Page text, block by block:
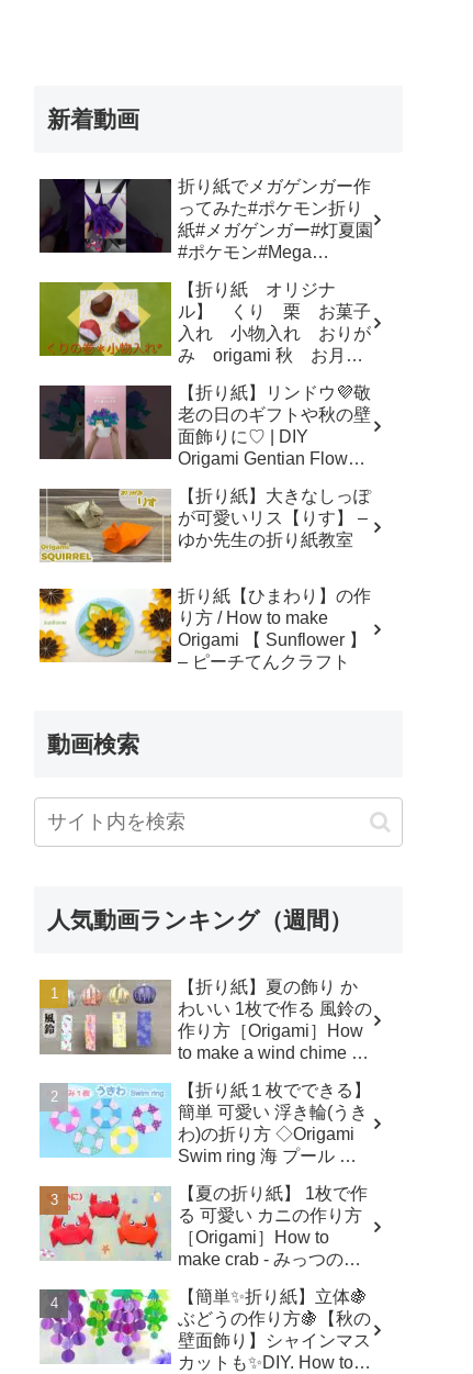
新着動画
折り紙でメガゲンガー作
ってみた#ポケモン折り
紙#メガゲンガー#灯夏園
#ポケモン#Mega
作折り紙
【折り紙 オリジナ
ル】 くり 栗 お菓子
入れ 小物入れ おりが
み origami 秋 お月見
【折り紙】リンドウ💜敬
老の日のギフトや秋の壁
面飾りに♡ | DIY
Origami Gentian Flower
Chisshy Origami
【折り紙】大きなしっぽ
が可愛いリス【りす】 –
ゆか先生の折り紙教室
折り紙【ひまわり】の作
り方 / How to make
Origami 【 Sunflower 】
– ピーチてんクラフト
動画検索
人気動画ランキング（週間）
【折り紙】夏の飾り か
わいい 1枚で作る 風鈴の
作り方［Origami］How
to make a wind chime -
【折り紙１枚でできる】
簡単 可愛い 浮き輪(うき
わ)の折り方 ◇Origami
Swim ring 海 プール 水
ざ Origami-plaza
【夏の折り紙】 1枚で作
る 可愛い カニの作り方
［Origami］How to
make crab - みっつのお
【簡単✨折り紙】立体🍇
ぶどうの作り方🍇【秋の
壁面飾り】シャインマス
カットも✨DIY. How to